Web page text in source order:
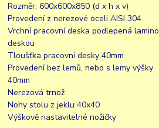
Rozměr: 600x600x850 (d x h x v)
Provedení z nerezové oceli AISI 304
Vrchní pracovní deska podlepená lamino
deskou
Tloušťka pracovní desky 40mm
Provedení bez lemů, nebo s lemy výšky
40mm
Nerezová trnož
Nohy stolu z jeklu 40x40
Výškově nastavitelné nožičky